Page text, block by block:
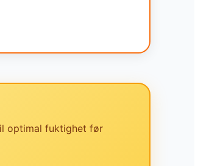
optimal fuktighet før